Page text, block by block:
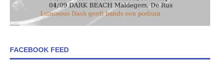
FACEBOOK FEED